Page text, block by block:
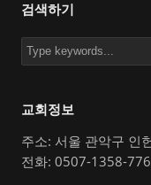
검색하기
교회정보
주소: 서울 관악구 인
전화: 0507-1358-